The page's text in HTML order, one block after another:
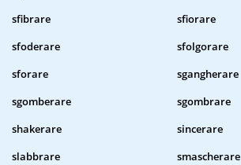
sfibrare
sfiorare
sfoderare
sfolgorare
sforare
sgangherare
sgomberare
sgombrare
shakerare
sincerare
slabbrare
smascherare